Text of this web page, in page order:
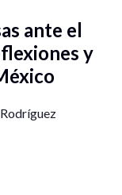
ante el
y